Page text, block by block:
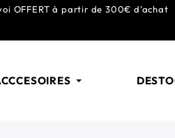
OFFERT à partir de 300€ d'achat